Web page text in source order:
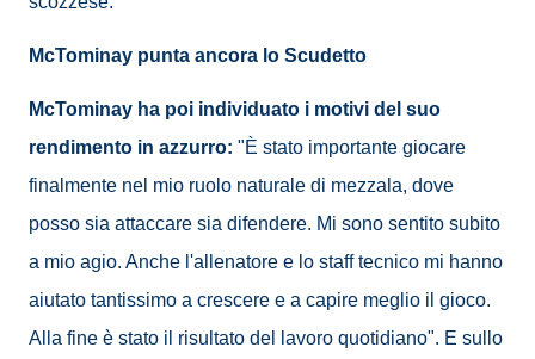
McTominay punta ancora lo Scudetto
McTominay ha poi individuato i motivi del suo
rendimento in azzurro: "È stato importante giocare
finalmente nel mio ruolo naturale di mezzala, dove
posso sia attaccare sia difendere. Mi sono sentito subito
a mio agio. Anche l'allenatore e lo staff tecnico mi hanno
aiutato tantissimo a crescere e a capire meglio il gioco.
Alla fine è stato il risultato del lavoro quotidiano". E sullo